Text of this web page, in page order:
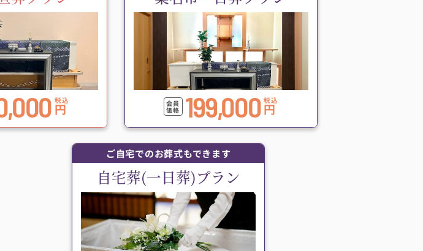
税込
円 会員
価格 199,000 税込
円
ご自宅でのお葬式もできます
自宅葬(一日葬)プラン